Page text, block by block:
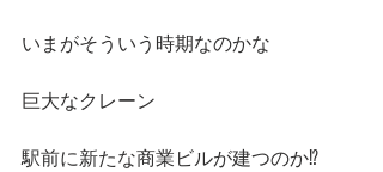
いまがそういう時期なのかな
巨大なクレーン
駅前に新たな商業ビルが建つのか⁉️